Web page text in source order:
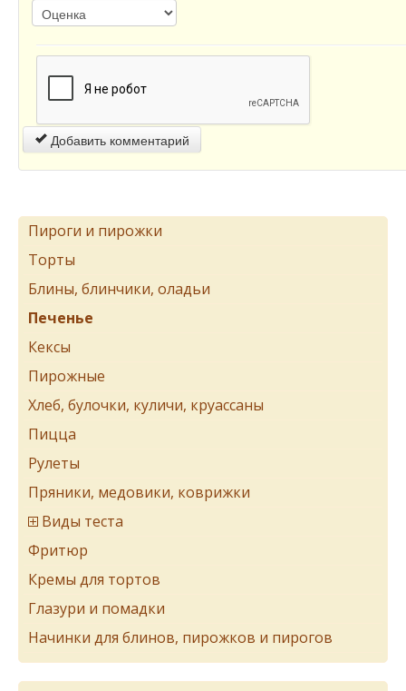
Добавить комментарий
Пироги и пирожки
Торты
Блины, блинчики, оладьи
Печенье
Кексы
Пирожные
Хлеб, булочки, куличи, круассаны
Пицца
Рулеты
Пряники, медовики, коврижки
Виды теста
Фритюр
Кремы для тортов
Глазури и помадки
Начинки для блинов, пирожков и пирогов